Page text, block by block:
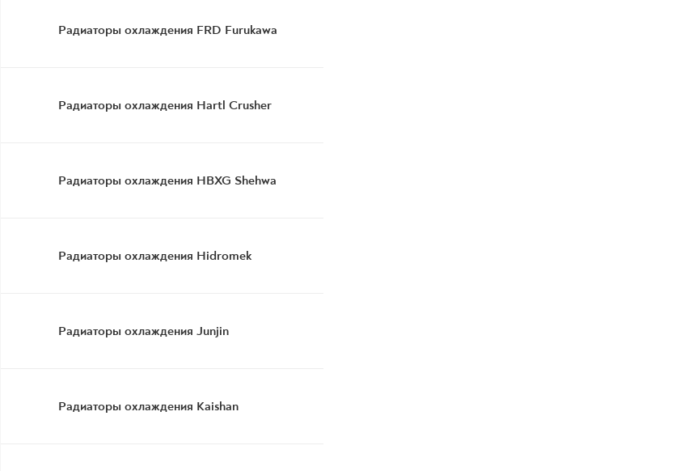
Радиаторы охлаждения FRD Furukawa
Радиаторы охлаждения Hartl Crusher
Радиаторы охлаждения HBXG Shehwa
Радиаторы охлаждения Hidromek
Радиаторы охлаждения Junjin
Радиаторы охлаждения Kaishan